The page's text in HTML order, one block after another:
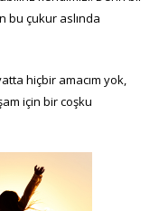
bu çukur aslında
hiçbir amacım yok,
için bir coşku